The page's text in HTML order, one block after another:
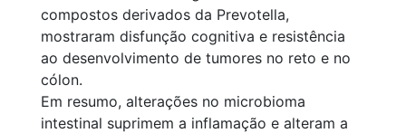
compostos derivados da Prevotella,
mostraram disfunção cognitiva e resistência
ao desenvolvimento de tumores no reto e no
cólon.
Em resumo, alterações no microbioma
intestinal suprimem a inflamação e alteram a